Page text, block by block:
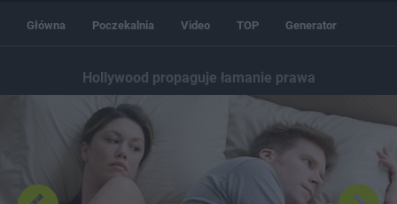
Główna Poczekalnia Video TOP Generator
Hollywood propaguje łamanie prawa